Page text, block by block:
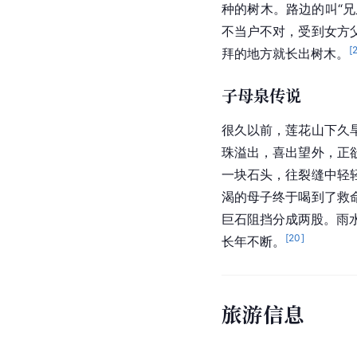
种的树木。路边的叫“
不当户不对，受到女方
拜的地方就长出树木。
[
子母泉传说
很久以前，莲花山下久
珠溢出，喜出望外，正
一块石头，往裂缝中轻
渴的母子终于喝到了救
巨石阻挡分成两股。雨
长年不断。
[20]
旅游信息